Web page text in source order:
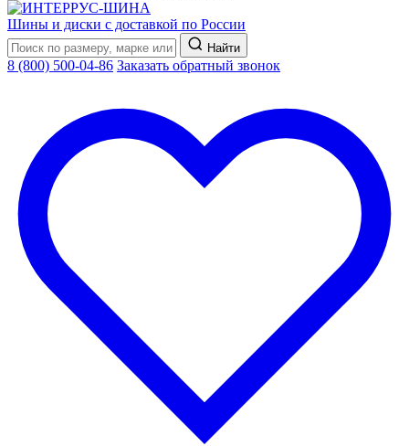
Шины и диски с доставкой по России
Найти
8 (800) 500-04-86 Заказать обратный звонок